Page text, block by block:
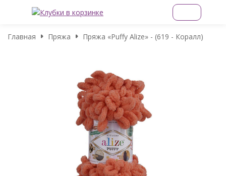
Главная Пряжа Пряжа «Puffy Alize» - (619 - Коралл)